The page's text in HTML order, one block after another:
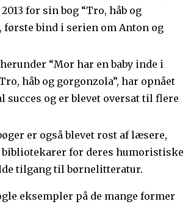
for sin bog “Tro, håb og
første bind i serien om Anton og
“Mor har en baby inde i
håb og gorgonzola”, har opnået
succes og er blevet oversat til flere
er også blevet rost af læsere,
for deres humoristiske
tilgang til børnelitteratur.
eksempler på de mange former